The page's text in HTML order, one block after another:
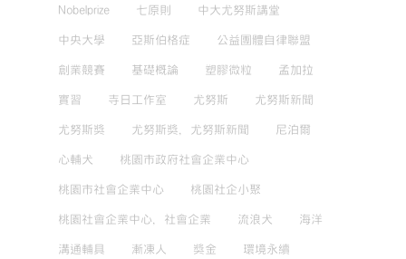
Nobelprize 七原則 中大尤努斯講堂
中央大學 亞斯伯格症 公益團體自律聯盟
創業競賽 基礎概論 塑膠微粒 孟加拉
實習 寺日工作室 尤努斯 尤努斯新聞
尤努斯獎 尤努斯獎，尤努斯新聞 尼泊爾
心輔犬 桃園市政府社會企業中心
桃園市社會企業中心 桃園社企小聚
桃園社會企業中心，社會企業 流浪犬 海洋
溝通輔具 漸凍人 獎金 環境永續